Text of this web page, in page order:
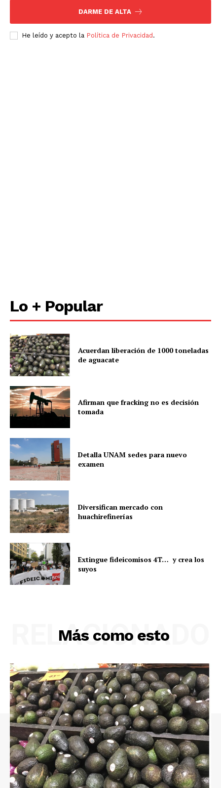
DARME DE ALTA
He leído y acepto la Política de Privacidad .
Lo + Popular
Acuerdan liberación de 1000 toneladas
de aguacate
Afirman que fracking no es decisión
tomada
Detalla UNAM sedes para nuevo
examen
Diversifican mercado con
huachirefinerías
Extingue fideicomisos 4T… y crea los
suyos
Más como esto
RELACIONADO